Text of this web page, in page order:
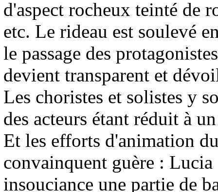
d'aspect rocheux teinté de
etc. Le rideau est soulevé
le passage des
devient transparent et
Les choristes et solistes y
des acteurs étant réduit à
Et les efforts d'animation
convainquent guère :
insouciance une partie de